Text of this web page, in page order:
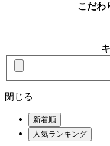
こだわ
閉じる
新着順
人気ランキング